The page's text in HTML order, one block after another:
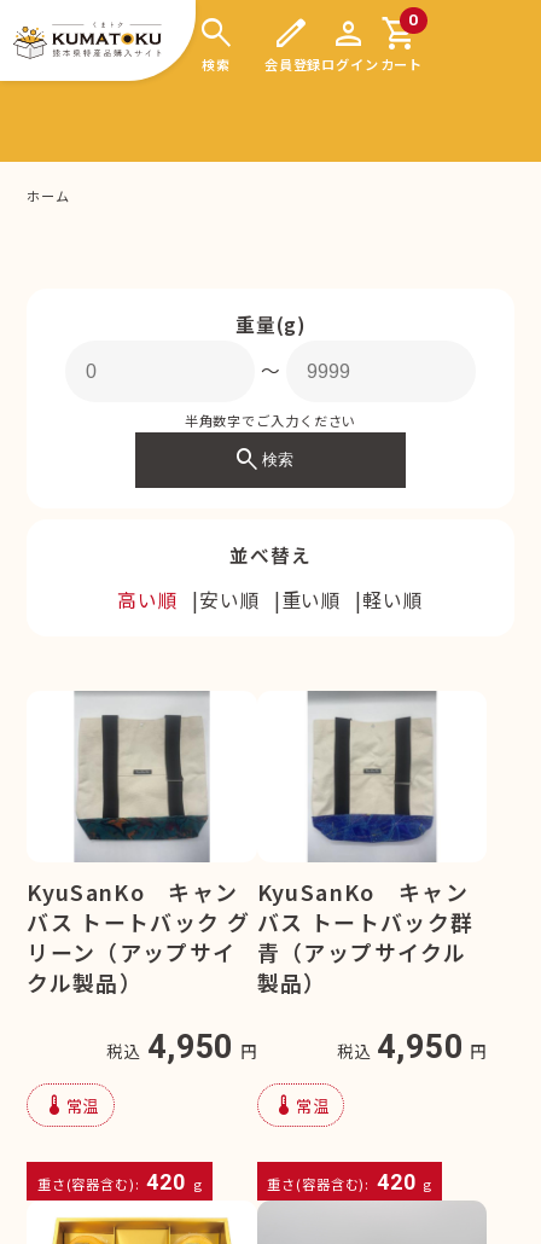
search
検索
edit
会員登録
person
ログイン
0
shopping_cart
カート
ホーム
重量(g)
〜
半角数字でご入力ください
search検索
並べ替え
高い順
安い順 重い順 軽い順
KyuSanKo キャン
バス トートバック グ
リーン（アップサイ
クル製品）
税込 4,950 円
device_thermostat 常温
重さ(容器含む): 420 g
KyuSanKo キャン
バス トートバック群
青（アップサイクル
製品）
税込 4,950 円
device_thermostat 常温
重さ(容器含む): 420 g